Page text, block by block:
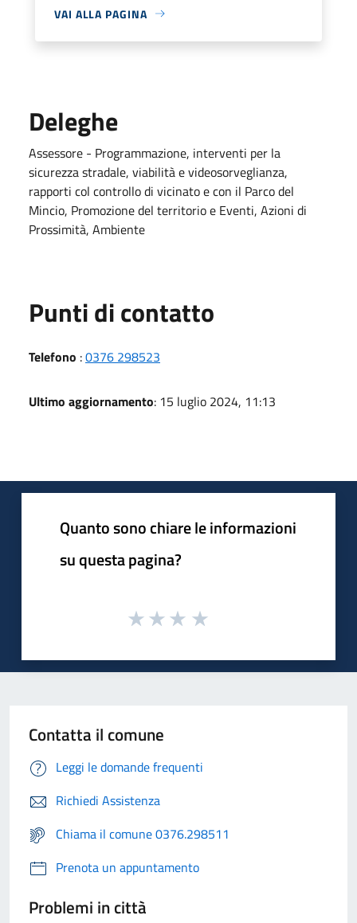
VAI ALLA PAGINA
Deleghe
Assessore - Programmazione, interventi per la
sicurezza stradale, viabilità e videosorveglianza,
rapporti col controllo di vicinato e con il Parco del
Mincio, Promozione del territorio e Eventi, Azioni di
Prossimità, Ambiente
Punti di contatto
Telefono :0376 298523
Ultimo aggiornamento: 15 luglio 2024, 11:13
Quanto sono chiare le informazioni
su questa pagina?
Contatta il comune
Leggi le domande frequenti
Richiedi Assistenza
Chiama il comune 0376.298511
Prenota un appuntamento
Problemi in città